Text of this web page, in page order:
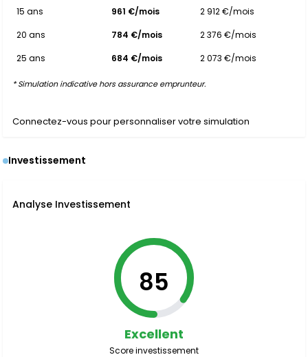
15 ans 961 €/mois
2 912 €/mois
20 ans
784 €/mois
2 376 €/mois
25 ans
684 €/mois 2 073 €/mois
* Simulation indicative hors assurance emprunteur.
Connectez-vous pour personnaliser votre simulation
Investissement
Analyse Investissement
85
Excellent
Score investissement